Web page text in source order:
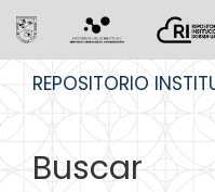
REPOSITORIO
Buscar